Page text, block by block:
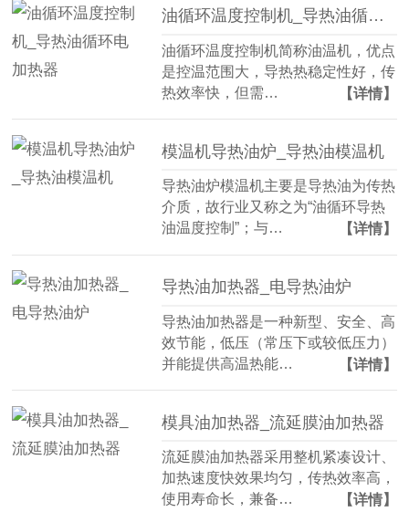
油循环温度控制机_导热油循环电加热器
油循环温度控制机简称油温机，优点
是控温范围大，导热热稳定性好，传
热效率快，但需…
【详情】
模温机导热油炉_导热油模温机
导热油炉模温机主要是导热油为传热
介质，故行业又称之为“油循环导热
油温度控制”；与…
【详情】
导热油加热器_电导热油炉
导热油加热器是一种新型、安全、高
效节能，低压（常压下或较低压力）
并能提供高温热能…
【详情】
模具油加热器_流延膜油加热器
流延膜油加热器采用整机紧凑设计、
加热速度快效果均匀，传热效率高，
使用寿命长，兼备…
【详情】